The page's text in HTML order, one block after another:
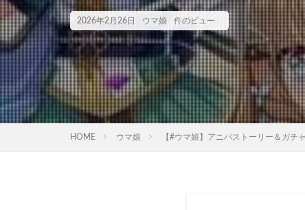
2026年2月26日 ウマ娘 件のビュー
HOME ウマ娘 【#ウマ娘】アニバストーリー＆ガチ